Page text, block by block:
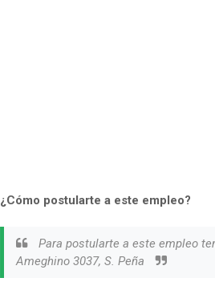
¿Cómo postularte a este empleo?
Para postularte a este empleo
Ameghino 3037, S. Peña